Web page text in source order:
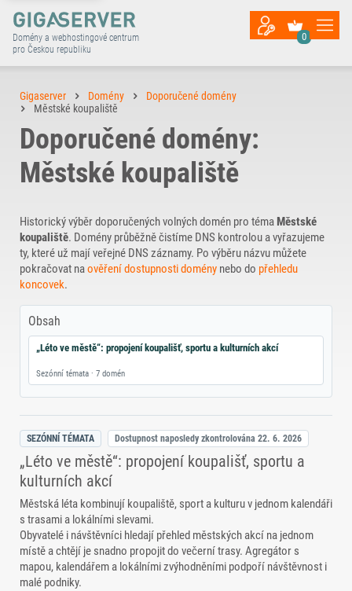
Domény a webhostingové centrum
pro Českou republiku
0
Gigaserver Domény
Doporučené domény
Městské koupaliště
Doporučené domény:
Městské koupaliště
Historický výběr doporučených volných domén pro téma Městské
koupaliště. Domény průběžně čistíme DNS kontrolou a vyřazujeme
ty, které už mají veřejné DNS záznamy. Po výběru názvu můžete
pokračovat naověření dostupnosti domény nebo do přehledu
koncovek.
Obsah
„Léto ve městě“: propojení koupališť, sportu a kulturních akcí
Sezónní témata · 7 domén
SEZÓNNÍ TÉMATA Dostupnost naposledy zkontrolována 22. 6. 2026
„Léto ve městě“: propojení koupališť, sportu a
kulturních akcí
Městská léta kombinují koupaliště, sport a kulturu v jednom kalendáři
s trasami a lokálními slevami.
Obyvatelé i návštěvníci hledají přehled městských akcí na jednom
místě a chtějí je snadno propojit do večerní trasy. Agregátor s
mapou, kalendářem a lokálními zvýhodněními podpoří návštěvnost i
malé podniky.